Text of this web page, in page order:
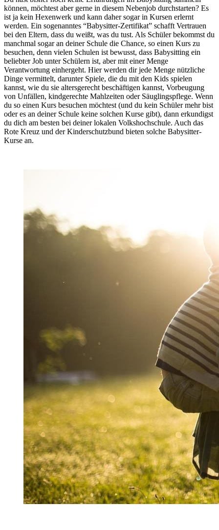
können, möchtest aber gerne in diesem Nebenjob durchstarten? Es
ist ja kein Hexenwerk und kann daher sogar in Kursen erlernt
werden. Ein sogenanntes “Babysitter-Zertifikat” schafft Vertrauen
bei den Eltern, dass du weißt, was du tust. Als Schüler bekommst du
manchmal sogar an deiner Schule die Chance, so einen Kurs zu
besuchen, denn vielen Schulen ist bewusst, dass Babysitting ein
beliebter Job unter Schülern ist, aber mit einer Menge
Verantwortung einhergeht. Hier werden dir jede Menge nützliche
Dinge vermittelt, darunter Spiele, die du mit den Kids spielen
kannst, wie du sie altersgerecht beschäftigen kannst, Vorbeugung
von Unfällen, kindgerechte Mahlzeiten oder Säuglingspflege. Wenn
du so einen Kurs besuchen möchtest (und du kein Schüler mehr bist
oder es an deiner Schule keine solchen Kurse gibt), dann erkundigst
du dich am besten bei deiner lokalen Volkshochschule. Auch das
Rote Kreuz und der Kinderschutzbund bieten solche Babysitter-
Kurse an.